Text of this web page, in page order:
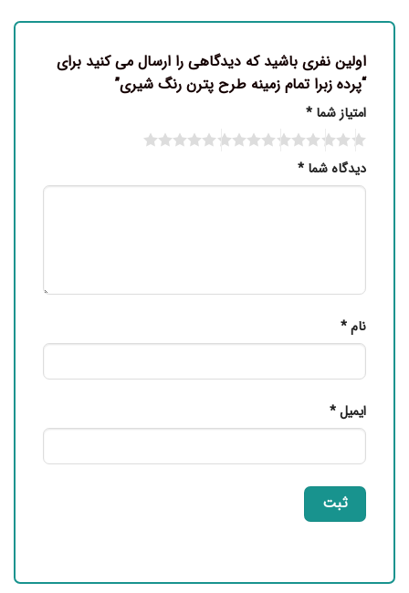
اولین نفری باشید که دیدگاهی را ارسال می کنید برای
“پرده زبرا تمام زمینه طرح پترن رنگ شیری”
امتیاز شما *
دیدگاه شما *
نام*
ایمیل*